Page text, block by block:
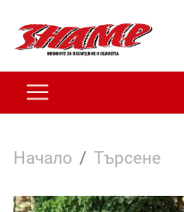
Начало Търсене